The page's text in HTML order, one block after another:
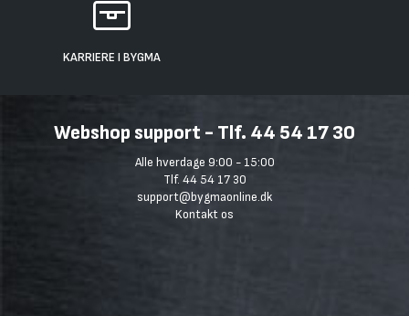
KARRIERE I BYGMA
Webshop support - Tlf. 44 54 17 30
Alle hverdage 9:00 - 15:00
Tlf. 44 54 17 30
support@bygmaonline.dk
Kontakt os